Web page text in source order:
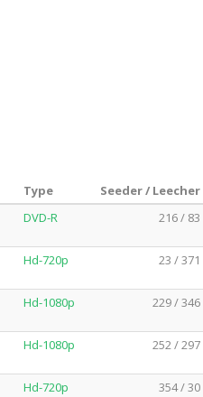
Type Seeder / Leecher
DVD-R 216 / 83
Hd-720p 23 / 371
Hd-1080p 229 / 346
Hd-1080p 252 / 297
Hd-720p 354 / 30